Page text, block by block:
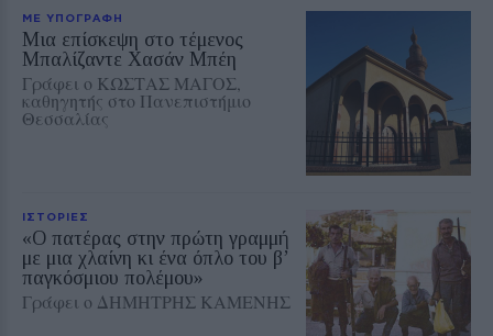
ΜΕ ΥΠΟΓΡΑΦΗ
Μια επίσκεψη στο τέμενος
Μπαλίζαντε Χασάν Μπέη
Γράφει ο ΚΩΣΤΑΣ ΜΑΓΟΣ,
καθηγητής στο Πανεπιστήμιο
Θεσσαλίας
ΙΣΤΟΡΙΕΣ
«Ο πατέρας στην πρώτη γραμμή
με μια χλαίνη κι ένα όπλο του β’
παγκόσμιου πολέμου»
Γράφει ο ΔΗΜΗΤΡΗΣ ΚΑΜΕΝΗΣ